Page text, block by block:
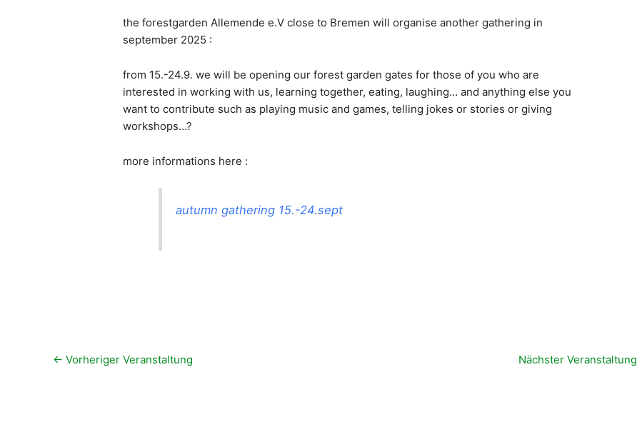
the forestgarden Allemende e.V close to Bremen will organise another gathering in
september 2025 :
from 15.-24.9. we will be opening our forest garden gates for those of you who are
interested in working with us, learning together, eating, laughing… and anything else you
want to contribute such as playing music and games, telling jokes or stories or giving
workshops…?
more informations here :
autumn gathering 15.-24.sept
← Vorheriger Veranstaltung Nächster Veranstaltung